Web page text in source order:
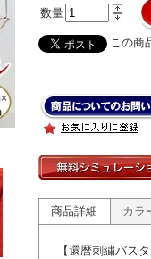
数量
この商
商品詳細 カラ
【還暦刺繍バスタ